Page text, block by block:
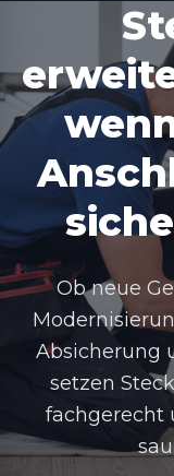
Ob neue
Absicherung
setzen
fachgerecht